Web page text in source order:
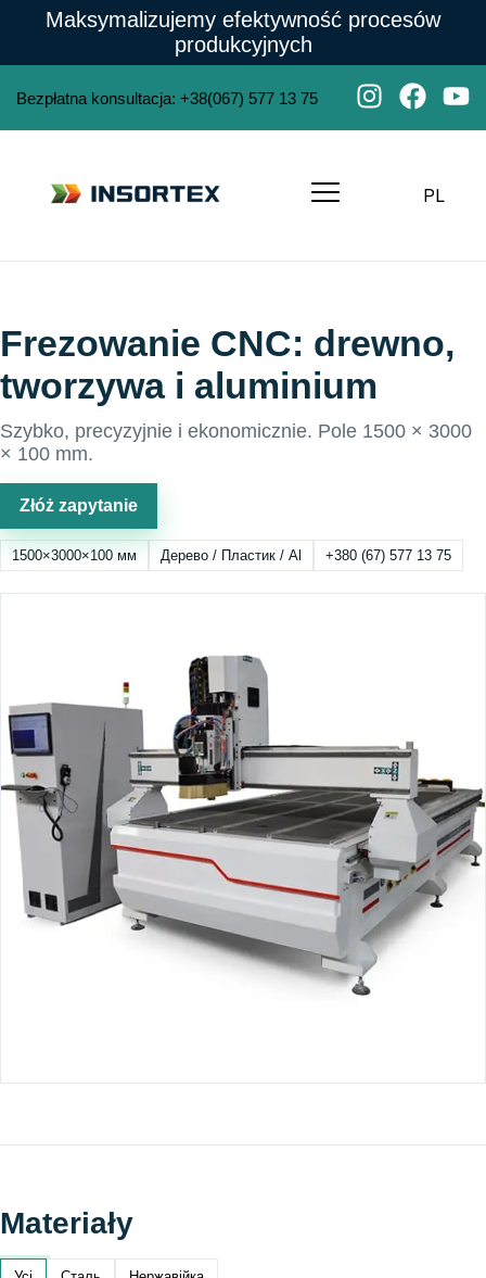
Maksymalizujemy efektywność procesów
produkcyjnych
Bezpłatna konsultacja: +38(067) 577 13 75
PL
Frezowanie CNC: drewno,
tworzywa i aluminium
Szybko, precyzyjnie i ekonomicznie. Pole 1500 × 3000
× 100 mm.
Złóż zapytanie
1500×3000×100 мм Дерево / Пластик / Al +380 (67) 577 13 75
Materiały